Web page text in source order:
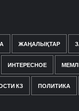
ЖАҢАЛЫҚТАР
ИНТЕРЕСНОЕ
КЗ ПОЛИТИКА